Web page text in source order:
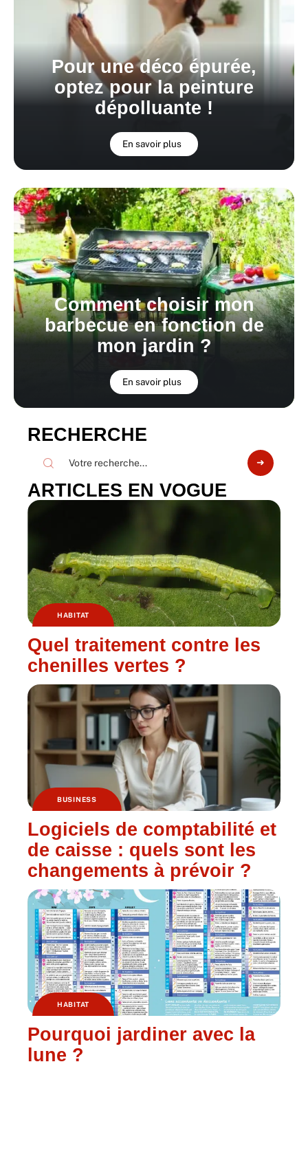
Pour une déco épurée,
optez pour la peinture
dépolluante !
En savoir plus
Comment choisir mon
barbecue en fonction de
mon jardin ?
En savoir plus
RECHERCHE
ARTICLES EN VOGUE
HABITAT
Quel traitement contre les
chenilles vertes ?
BUSINESS
Logiciels de comptabilité et
de caisse : quels sont les
changements à prévoir ?
HABITAT
Pourquoi jardiner avec la
lune ?